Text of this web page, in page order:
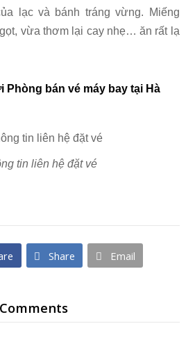
lạc và bánh tráng vừng. Miếng
vừa thơm lại cay nhẹ… ăn rất lạ
Phòng bán vé máy bay tại Hà
tin liên hệ đặt vé
Share Email